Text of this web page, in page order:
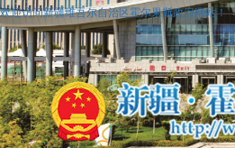
欢迎访问新疆维吾尔自治区霍尔果斯政府网站！